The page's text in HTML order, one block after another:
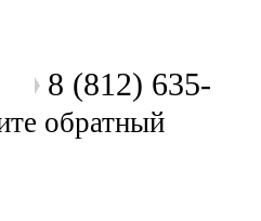
8 (812) 635-
обратный